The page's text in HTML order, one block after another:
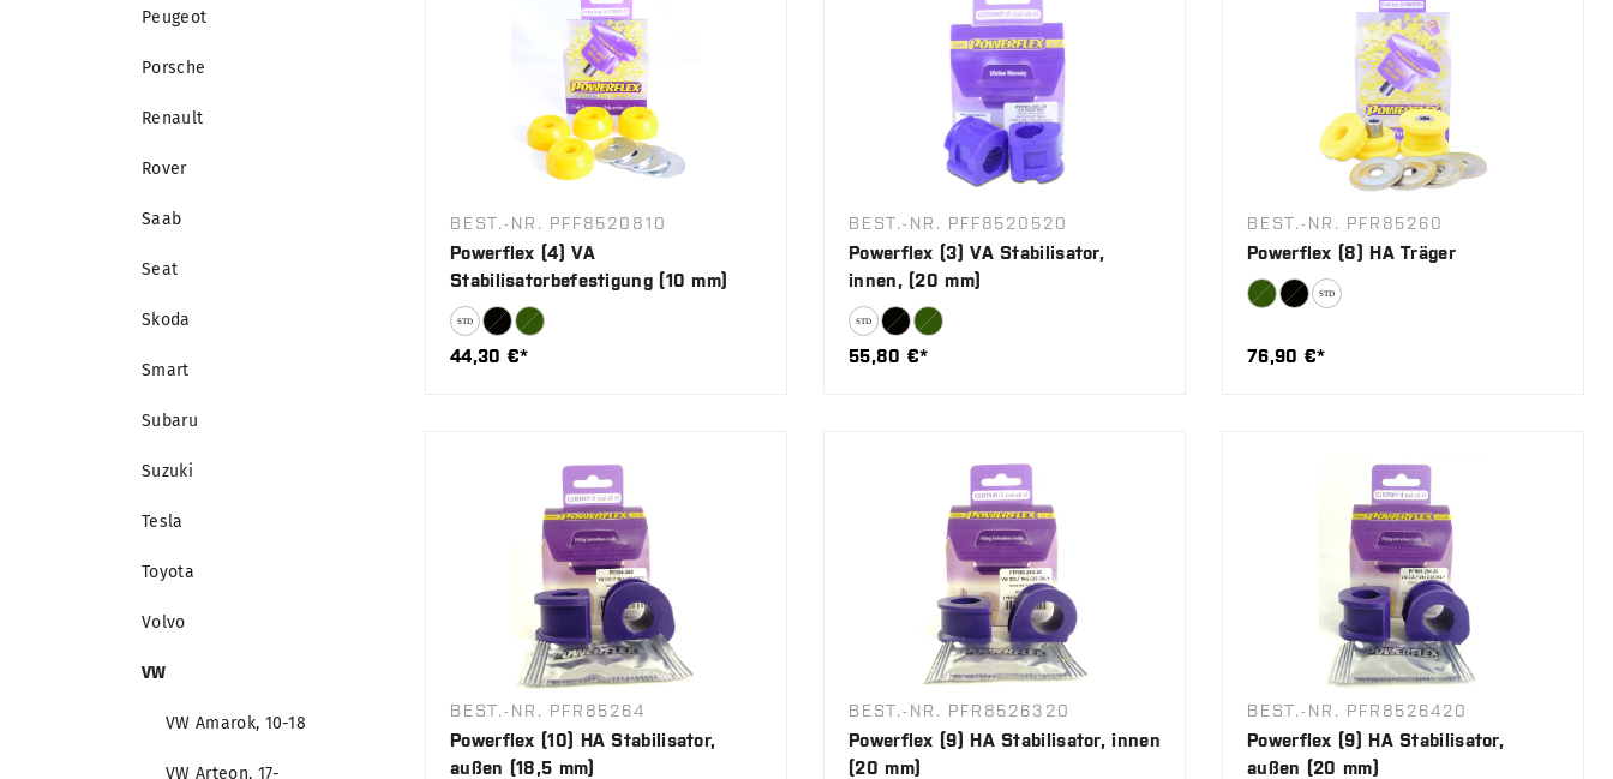
Peugeot
Porsche
Renault
Rover
Saab
Seat
Skoda
Smart
Subaru
Suzuki
Tesla
Toyota
Volvo
VW
VW Amarok, 10-18
VW Arteon, 17-
BEST.-NR. PFF8520810
Powerflex (4) VA
Stabilisatorbefestigung (10 mm)
44,30 €*
BEST.-NR. PFF8520520
Powerflex (3) VA Stabilisator,
innen, (20 mm)
55,80 €*
BEST.-NR. PFR85260
Powerflex (8) HA Träger
76,90 €*
BEST.-NR. PFR85264
Powerflex (10) HA Stabilisator,
außen (18,5 mm)
BEST.-NR. PFR8526320
Powerflex (9) HA Stabilisator, innen
(20 mm)
BEST.-NR. PFR8526420
Powerflex (9) HA Stabilisator,
außen (20 mm)